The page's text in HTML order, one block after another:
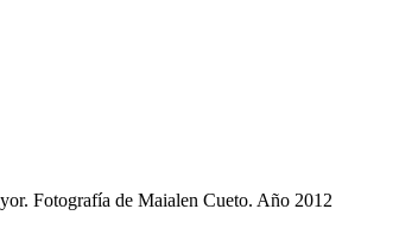
Fotografía de Maialen Cueto. Año 2012